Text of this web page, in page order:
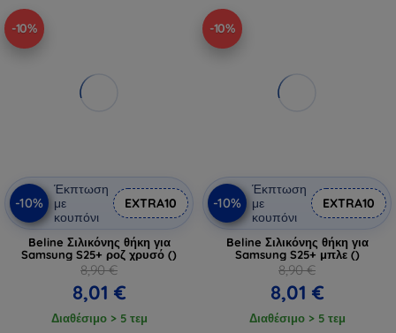
-10%
-10%
Έκπτωση
με
κουπόνι
EXTRA10
Beline Σιλικόνης θήκη για
Samsung S25+ ροζ χρυσό ()
8,90 €
8,01 €
Διαθέσιμο > 5 τεμ
-10%
-10%
Έκπτωση
με
κουπόνι
EXTRA10
Beline Σιλικόνης θήκη για
Samsung S25+ μπλε ()
8,90 €
8,01 €
Διαθέσιμο > 5 τεμ